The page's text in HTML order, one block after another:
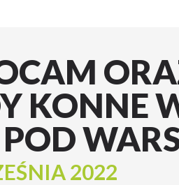
KONNE
POD
2022